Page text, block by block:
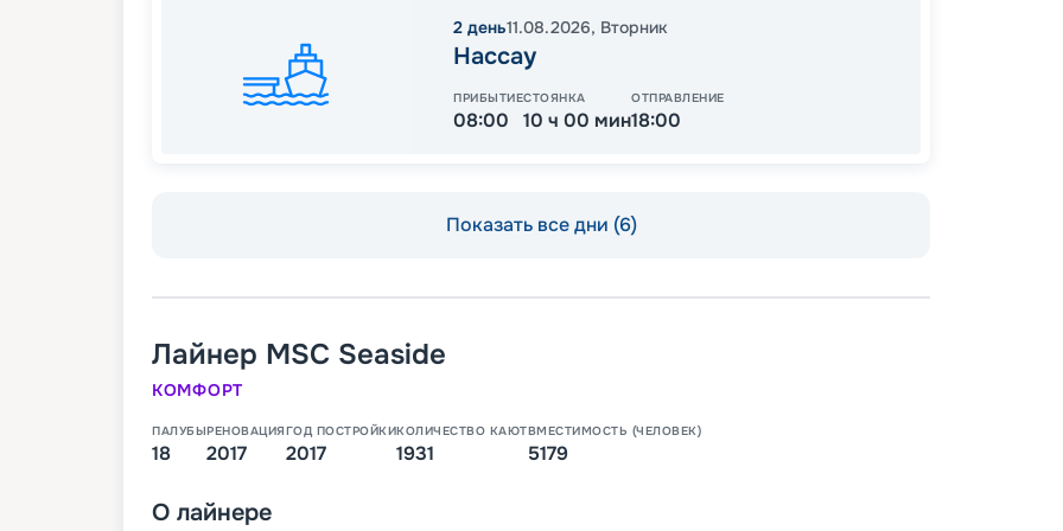
2 день11.08.2026, Вторник
Нассау
ПРИБЫТИЕ
08:00
СТОЯНКА
10 ч 00 мин
ОТПРАВЛЕНИЕ
18:00
Показать все дни (6)
Лайнер MSC Seaside
КОМФОРТ
ПАЛУБЫ
18
РЕНОВАЦИЯ
2017
ГОД ПОСТРОЙКИ
2017
КОЛИЧЕСТВО КАЮТ
1931
ВМЕСТИМОСТЬ (ЧЕЛОВЕК)
5179
О лайнере